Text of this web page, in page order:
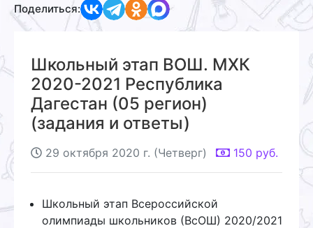
Поделиться:
Школьный этап ВОШ. МХК
2020-2021 Республика
Дагестан (05 регион)
(задания и ответы)
29 октября 2020 г. (Четверг) 150 руб.
Школьный этап Всероссийской
олимпиады школьников (ВсОШ) 2020/2021